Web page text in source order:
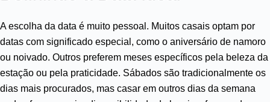
A escolha da data é muito pessoal. Muitos casais optam por
datas com significado especial, como o aniversário de namoro
ou noivado. Outros preferem meses específicos pela beleza da
estação ou pela praticidade. Sábados são tradicionalmente os
dias mais procurados, mas casar em outros dias da semana